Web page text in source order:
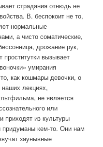
страдания отнюдь не
В. беспокоит не то,
нормальные
а чисто соматические,
дрожание рук,
проститутки вызывает
умирания
как кошмары девочки, о
лекциях,
не является
или
приходят из культуры
придуманы кем-то. Они нам
заунывные